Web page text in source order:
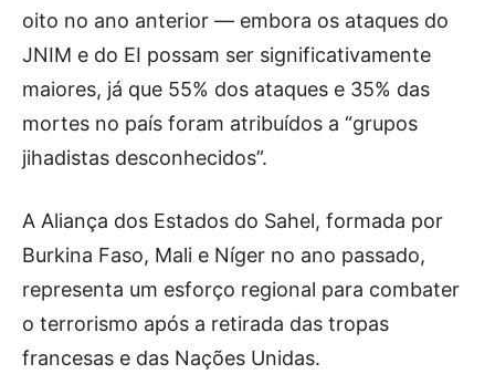
oito no ano anterior — embora os ataques do
JNIM e do EI possam ser significativamente
maiores, já que 55% dos ataques e 35% das
mortes no país foram atribuídos a “grupos
jihadistas desconhecidos”.
A Aliança dos Estados do Sahel, formada por
Burkina Faso, Mali e Níger no ano passado,
representa um esforço regional para combater
o terrorismo após a retirada das tropas
francesas e das Nações Unidas.